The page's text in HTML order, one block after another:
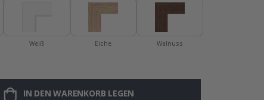
Weiß Eiche Walnuss
IN DEN WARENKORB LEGEN